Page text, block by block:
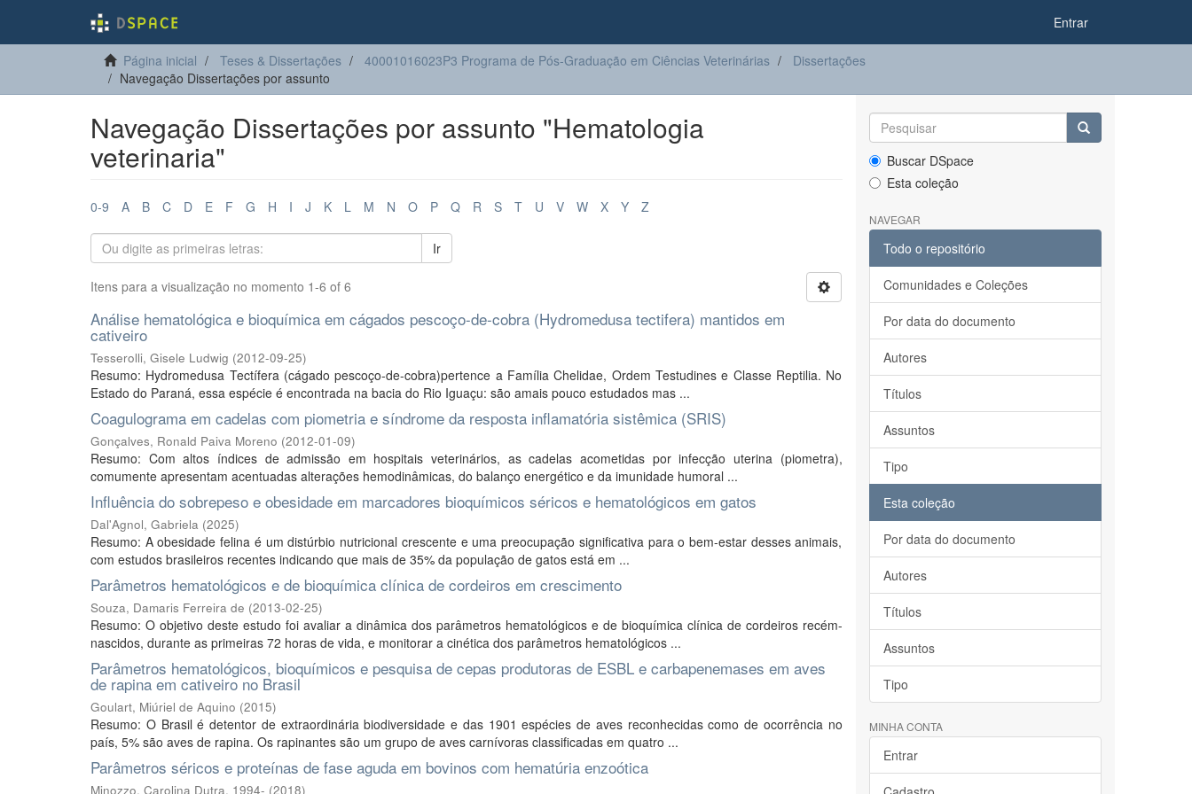
Entrar
Página inicial Teses & Dissertações 40001016023P3 Programa de Pós-Graduação em Ciências Veterinárias
Dissertações
Navegação Dissertações por assunto
Navegação Dissertações por assunto "Hematologia
veterinaria"
0-9 A B C D E F G H I J K L M N O P Q R S T U V W X Y Z
Ir
Itens para a visualização no momento 1-6 of 6
Análise hematológica e bioquímica em cágados pescoço-de-cobra (Hydromedusa tectifera) mantidos em
cativeiro
Tesserolli, Gisele Ludwig (2012-09-25)
Resumo: Hydromedusa Tectífera (cágado pescoço-de-cobra)pertence a Família Chelidae, Ordem Testudines e Classe Reptilia. No
Estado do Paraná, essa espécie é encontrada na bacia do Rio Iguaçu: são amais pouco estudados mas ...
Coagulograma em cadelas com piometria e síndrome da resposta inflamatória sistêmica (SRIS)
Gonçalves, Ronald Paiva Moreno (2012-01-09)
Resumo: Com altos índices de admissão em hospitais veterinários, as cadelas acometidas por infecção uterina (piometra),
comumente apresentam acentuadas alterações hemodinâmicas, do balanço energético e da imunidade humoral ...
Influência do sobrepeso e obesidade em marcadores bioquímicos séricos e hematológicos em gatos
Dal'Agnol, Gabriela (2025)
Resumo: A obesidade felina é um distúrbio nutricional crescente e uma preocupação significativa para o bem-estar desses animais,
com estudos brasileiros recentes indicando que mais de 35% da população de gatos está em ...
Parâmetros hematológicos e de bioquímica clínica de cordeiros em crescimento
Souza, Damaris Ferreira de (2013-02-25)
Resumo: O objetivo deste estudo foi avaliar a dinâmica dos parâmetros hematológicos e de bioquímica clínica de cordeiros recém-
nascidos, durante as primeiras 72 horas de vida, e monitorar a cinética dos parâmetros hematológicos ...
Parâmetros hematológicos, bioquímicos e pesquisa de cepas produtoras de ESBL e carbapenemases em aves
de rapina em cativeiro no Brasil
Goulart, Miúriel de Aquino (2015)
Resumo: O Brasil é detentor de extraordinária biodiversidade e das 1901 espécies de aves reconhecidas como de ocorrência no
país, 5% são aves de rapina. Os rapinantes são um grupo de aves carnívoras classificadas em quatro ...
Parâmetros séricos e proteínas de fase aguda em bovinos com hematúria enzoótica
Minozzo, Carolina Dutra, 1994- (2018)
Buscar DSpace
Esta coleção
NAVEGAR
Todo o repositório
Comunidades e Coleções
Por data do documento
Autores
Títulos
Assuntos
Tipo
Esta coleção
Por data do documento
Autores
Títulos
Assuntos
Tipo
MINHA CONTA
Entrar